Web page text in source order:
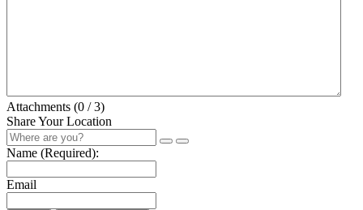
Attachments (0 / 3)
Share Your Location
Name (Required):
Email